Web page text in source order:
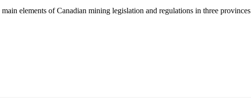
elements of Canadian mining legislation and regulations in three provinces